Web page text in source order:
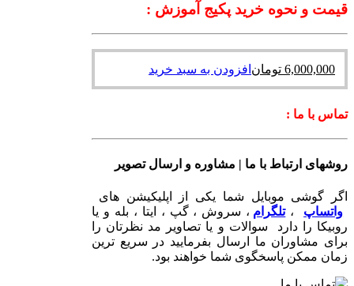
قیمت و نحوه خرید پکیج آموزش :
6,000,000 تومان افزودن به سبد خرید
تماس با ما :
روشهای ارتباط با ما | مشاوره و ارسال تصویر
اگر گوشی موبایل شما یکی از اپلیکیشن های
واتساپ
،تلگرام ، سروش ، گپ ، ایتا ، بله و یا
روبیکا را دارد سوالات و یا تصاویر مد نظرتان را
برای مشاوران ما ارسال بفرمایید در سریع ترین
زمان ممکن پاسخگوی شما خواهند بود.